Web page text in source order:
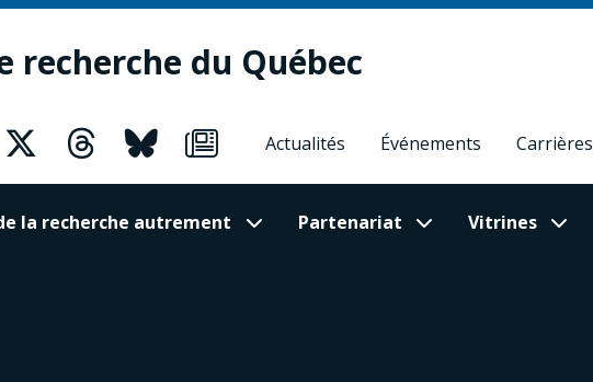
recherche du Québec
Actualités Événements Carrières
la recherche autrement Partenariat Vitrines